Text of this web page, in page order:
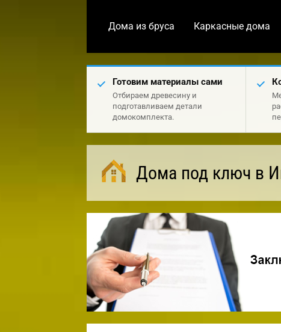
Дома из бруса Каркасные дома
Готовим материалы сами
Отбираем древесину и
подготавливаем детали
домокомплекта.
Дома под ключ в